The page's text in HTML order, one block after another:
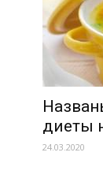
диеты
24.03.2020